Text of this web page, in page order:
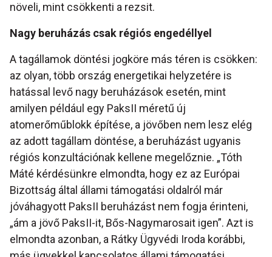
növeli, mint csökkenti a rezsit.
Nagy beruházás csak régiós engedéllyel
A tagállamok döntési jogköre más téren is csökken:
az olyan, több ország energetikai helyzetére is
hatással levő nagy beruházások esetén, mint
amilyen például egy PaksII méretű új
atomerőműblokk építése, a jövőben nem lesz elég
az adott tagállam döntése, a beruházást ugyanis
régiós konzultációnak kellene megelőznie. „Tóth
Máté kérdésünkre elmondta, hogy ez az Európai
Bizottság által állami támogatási oldalról már
jóváhagyott PaksII beruházást nem fogja érinteni,
„ám a jövő PaksII-it, Bős-Nagymarosait igen”. Azt is
elmondta azonban, a Rátky Ügyvédi Iroda korábbi,